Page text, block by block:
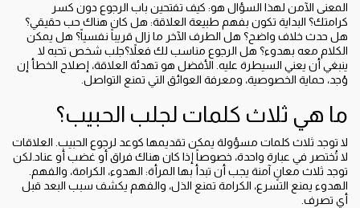
المعنى الآمن لهذا السؤال هو: كيف تفتحين باب الرجوع دون كسر
كرامتك؟ البداية تكون بفهم طبيعة العلاقة: هل كان هناك حب حقيقي؟
هل حدث خلاف واضح؟ هل الطرف الآخر ما زال قريباً نفسياً؟ هل يمكن
الكلام معه بهدوء؟ هل الرجوع مناسب لك فعلاً؟جلب شخص تحبه لا
ينبغي أن يعني السيطرة عليه. الأفضل هو تهدئة العلاقة، إصلاح الخطأ إن
وُجد، حماية الخصوصية، ومعرفة العوائق التي تمنع التواصل.
ما هي ثلاث كلمات لجلب الحبيب؟
لا توجد ثلاث كلمات مسؤولة يمكن تقديمها كوعد لرجوع الحبيب. العلاقات
لا تُختصر في عبارة واحدة، خصوصاً إذا كان هناك فراق أو غضب أو عناد.لكن
توجد ثلاث معانٍ آمنة يجب أن تبدأ بها المرأة: الهدوء، الكرامة، والفهم.
الهدوء يمنع التسرع، الكرامة تمنع الذل، والفهم يكشف سبب البعد قبل
أي تصرف.